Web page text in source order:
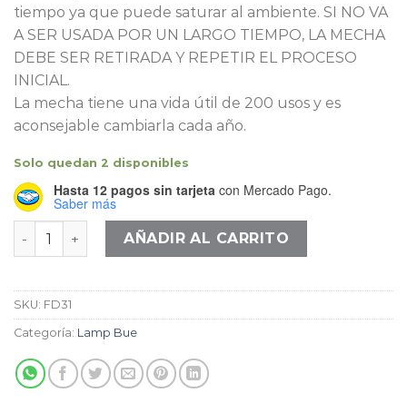
tiempo ya que puede saturar al ambiente. SI NO VA
A SER USADA POR UN LARGO TIEMPO, LA MECHA
DEBE SER RETIRADA Y REPETIR EL PROCESO
INICIAL.
La mecha tiene una vida útil de 200 usos y es
aconsejable cambiarla cada año.
Solo quedan 2 disponibles
Hasta 12 pagos sin tarjeta con Mercado Pago.
Saber más
Mosaico Azules Lamp-Bue cantidad
AÑADIR AL CARRITO
SKU: FD31
Categoría: Lamp Bue